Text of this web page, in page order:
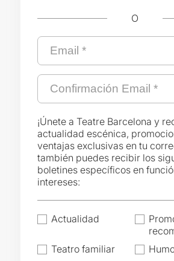
O
¡Únete a Teatre Barcelona y
actualidad escénica,
ventajas exclusivas en tu
también puedes recibir los
boletines específicos en
intereses:
Actualidad
Teatro familiar